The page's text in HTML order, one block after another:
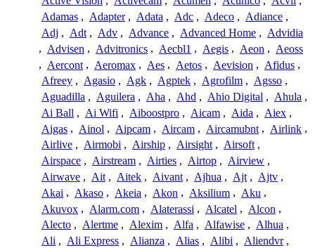
Adamas , Adapter , Adata , Adc , Adeco , Adiance ,
Adj , Adt , Adv , Advance , Advanced Home , Advidia
, Advisen , Advitronics , Aecbl1 , Aegis , Aeon , Aeoss
, Aercont , Aeromax , Aes , Aetos , Aevision , Afidus ,
Afreey , Agasio , Agk , Agptek , Agrofilm , Agsso ,
Aguadilla , Aguilera , Aha , Ahd , Ahio Digital , Ahula ,
Ai Ball , Ai Wifi , Aiboostpro , Aicam , Aida , Aiex ,
Aigas , Ainol , Aipcam , Aircam , Aircamubnt , Airlink ,
Airlive , Airmobi , Airship , Airsight , Airsoft ,
Airspace , Airstream , Airties , Airtop , Airview ,
Airwave , Ait , Aitek , Aivant , Ajhua , Ajt , Ajtv ,
Akai , Akaso , Akeia , Akon , Aksilium , Aku ,
Akuvox , Alarm.com , Alaterassi , Alcatel , Alcon ,
Alecto , Alertme , Alexim , Alfa , Alfawise , Alhua ,
Ali , Ali Express , Alianza , Alias , Alibi , Aliendvr ,